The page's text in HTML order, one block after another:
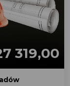
319,00